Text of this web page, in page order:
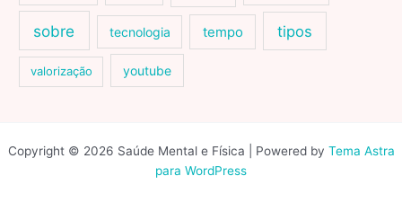
sobre tecnologia tempo tipos
valorização youtube
Copyright © 2026 Saúde Mental e Física | Powered by Tema Astra
para WordPress